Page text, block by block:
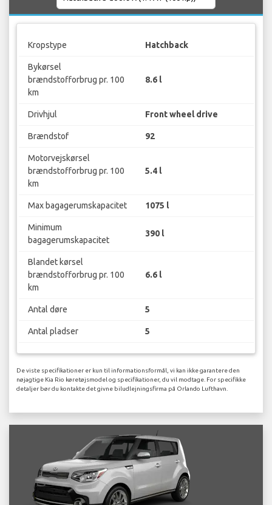
Kropstype Hatchback
Bykørsel
brændstofforbrug pr. 100
km
8.6 l
Drivhjul Front wheel drive
Brændstof 92
Motorvejskørsel
brændstofforbrug pr. 100
km
5.4 l
Max bagagerumskapacitet 1075 l
Minimum
bagagerumskapacitet
390 l
Blandet kørsel
brændstofforbrug pr. 100
km
6.6 l
Antal døre 5
Antal pladser 5
De viste specifikationer er kun til informationsformål, vi kan ikke garantere den
nøjagtige Kia Rio køretøjsmodel og specifikationer, du vil modtage. For specifikke
detaljer bør du kontakte det givne biludlejningsfirma på Orlando Lufthavn.